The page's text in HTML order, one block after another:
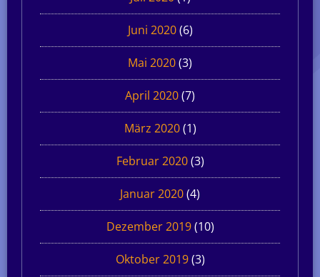
Juni 2020(6)
Mai 2020(3)
April 2020(7)
März 2020(1)
Februar 2020(3)
Januar 2020(4)
Dezember 2019(10)
Oktober 2019(3)